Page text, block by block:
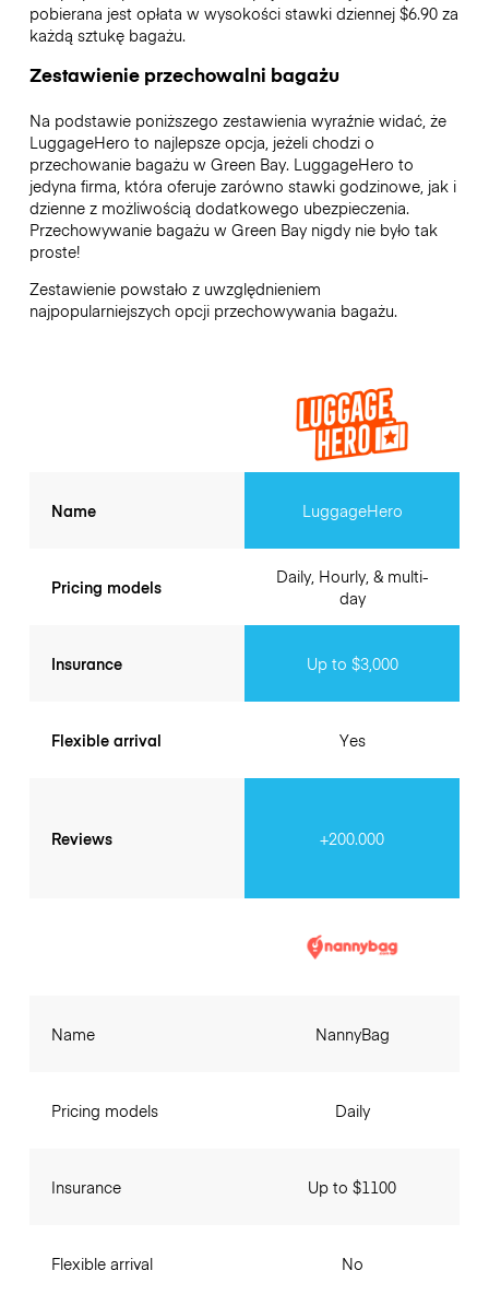
pobierana jest opłata w wysokości stawki dziennej $6.90 za
każdą sztukę bagażu.
Zestawienie przechowalni bagażu
Na podstawie poniższego zestawienia wyraźnie widać, że
LuggageHero to najlepsze opcja, jeżeli chodzi o
przechowanie bagażu w Green Bay. LuggageHero to
jedyna firma, która oferuje zarówno stawki godzinowe, jak i
dzienne z możliwością dodatkowego ubezpieczenia.
Przechowywanie bagażu w Green Baynigdy nie było tak
proste!
Zestawienie powstało z uwzględnieniem
najpopularniejszych opcji przechowywania bagażu.
Name
Pricing models
Insurance
Flexible arrival
Reviews
LuggageHero
Daily, Hourly, & multi-
day
Up to $3,000
Yes
+200.000
Name
Pricing models
Insurance
Flexible arrival
NannyBag
Daily
Up to $1100
No